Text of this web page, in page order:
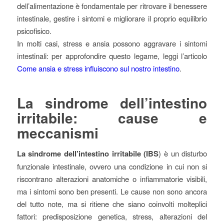
dell’alimentazione è fondamentale per ritrovare il benessere
intestinale, gestire i sintomi e migliorare il proprio equilibrio
psicofisico.
In molti casi, stress e ansia possono aggravare i sintomi
intestinali: per approfondire questo legame, leggi l’articolo
Come ansia e stress influiscono sul nostro intestino.
La sindrome dell’intestino
irritabile: cause e
meccanismi
La sindrome dell’intestino irritabile (IBS) è un disturbo
funzionale intestinale, ovvero una condizione in cui non si
riscontrano alterazioni anatomiche o infiammatorie visibili,
ma i sintomi sono ben presenti. Le cause non sono ancora
del tutto note, ma si ritiene che siano coinvolti molteplici
fattori: predisposizione genetica, stress, alterazioni del